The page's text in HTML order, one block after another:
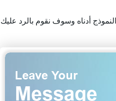
أدناه وسوف نقوم بالرد عليك